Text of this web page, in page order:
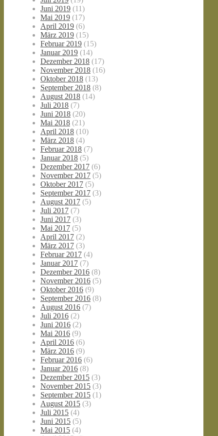
Juni 2019 (11)
Mai 2019 (17)
April 2019 (6)
März 2019 (15)
Februar 2019 (15)
Januar 2019 (14)
Dezember 2018 (17)
November 2018 (16)
Oktober 2018 (13)
September 2018 (8)
August 2018 (14)
Juli 2018 (7)
Juni 2018 (20)
Mai 2018 (21)
April 2018 (10)
März 2018 (4)
Februar 2018 (7)
Januar 2018 (5)
Dezember 2017 (6)
November 2017 (5)
Oktober 2017 (5)
September 2017 (3)
August 2017 (5)
Juli 2017 (7)
Juni 2017 (3)
Mai 2017 (5)
April 2017 (2)
März 2017 (3)
Februar 2017 (4)
Januar 2017 (7)
Dezember 2016 (8)
November 2016 (5)
Oktober 2016 (9)
September 2016 (8)
August 2016 (7)
Juli 2016 (2)
Juni 2016 (2)
Mai 2016 (9)
April 2016 (6)
März 2016 (9)
Februar 2016 (6)
Januar 2016 (8)
Dezember 2015 (3)
November 2015 (3)
September 2015 (1)
August 2015 (3)
Juli 2015 (4)
Juni 2015 (5)
Mai 2015 (4)